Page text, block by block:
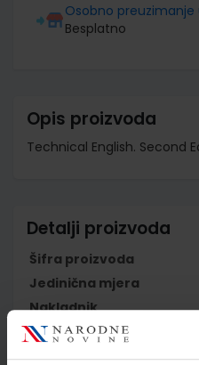
Osobno preuzimanje
Besplatno
Opis proizvoda
Technical English. Second
Detalji proizvoda
Šifra proizvoda
Jedinična mjera
Nakladnik
Autor
Školski razred